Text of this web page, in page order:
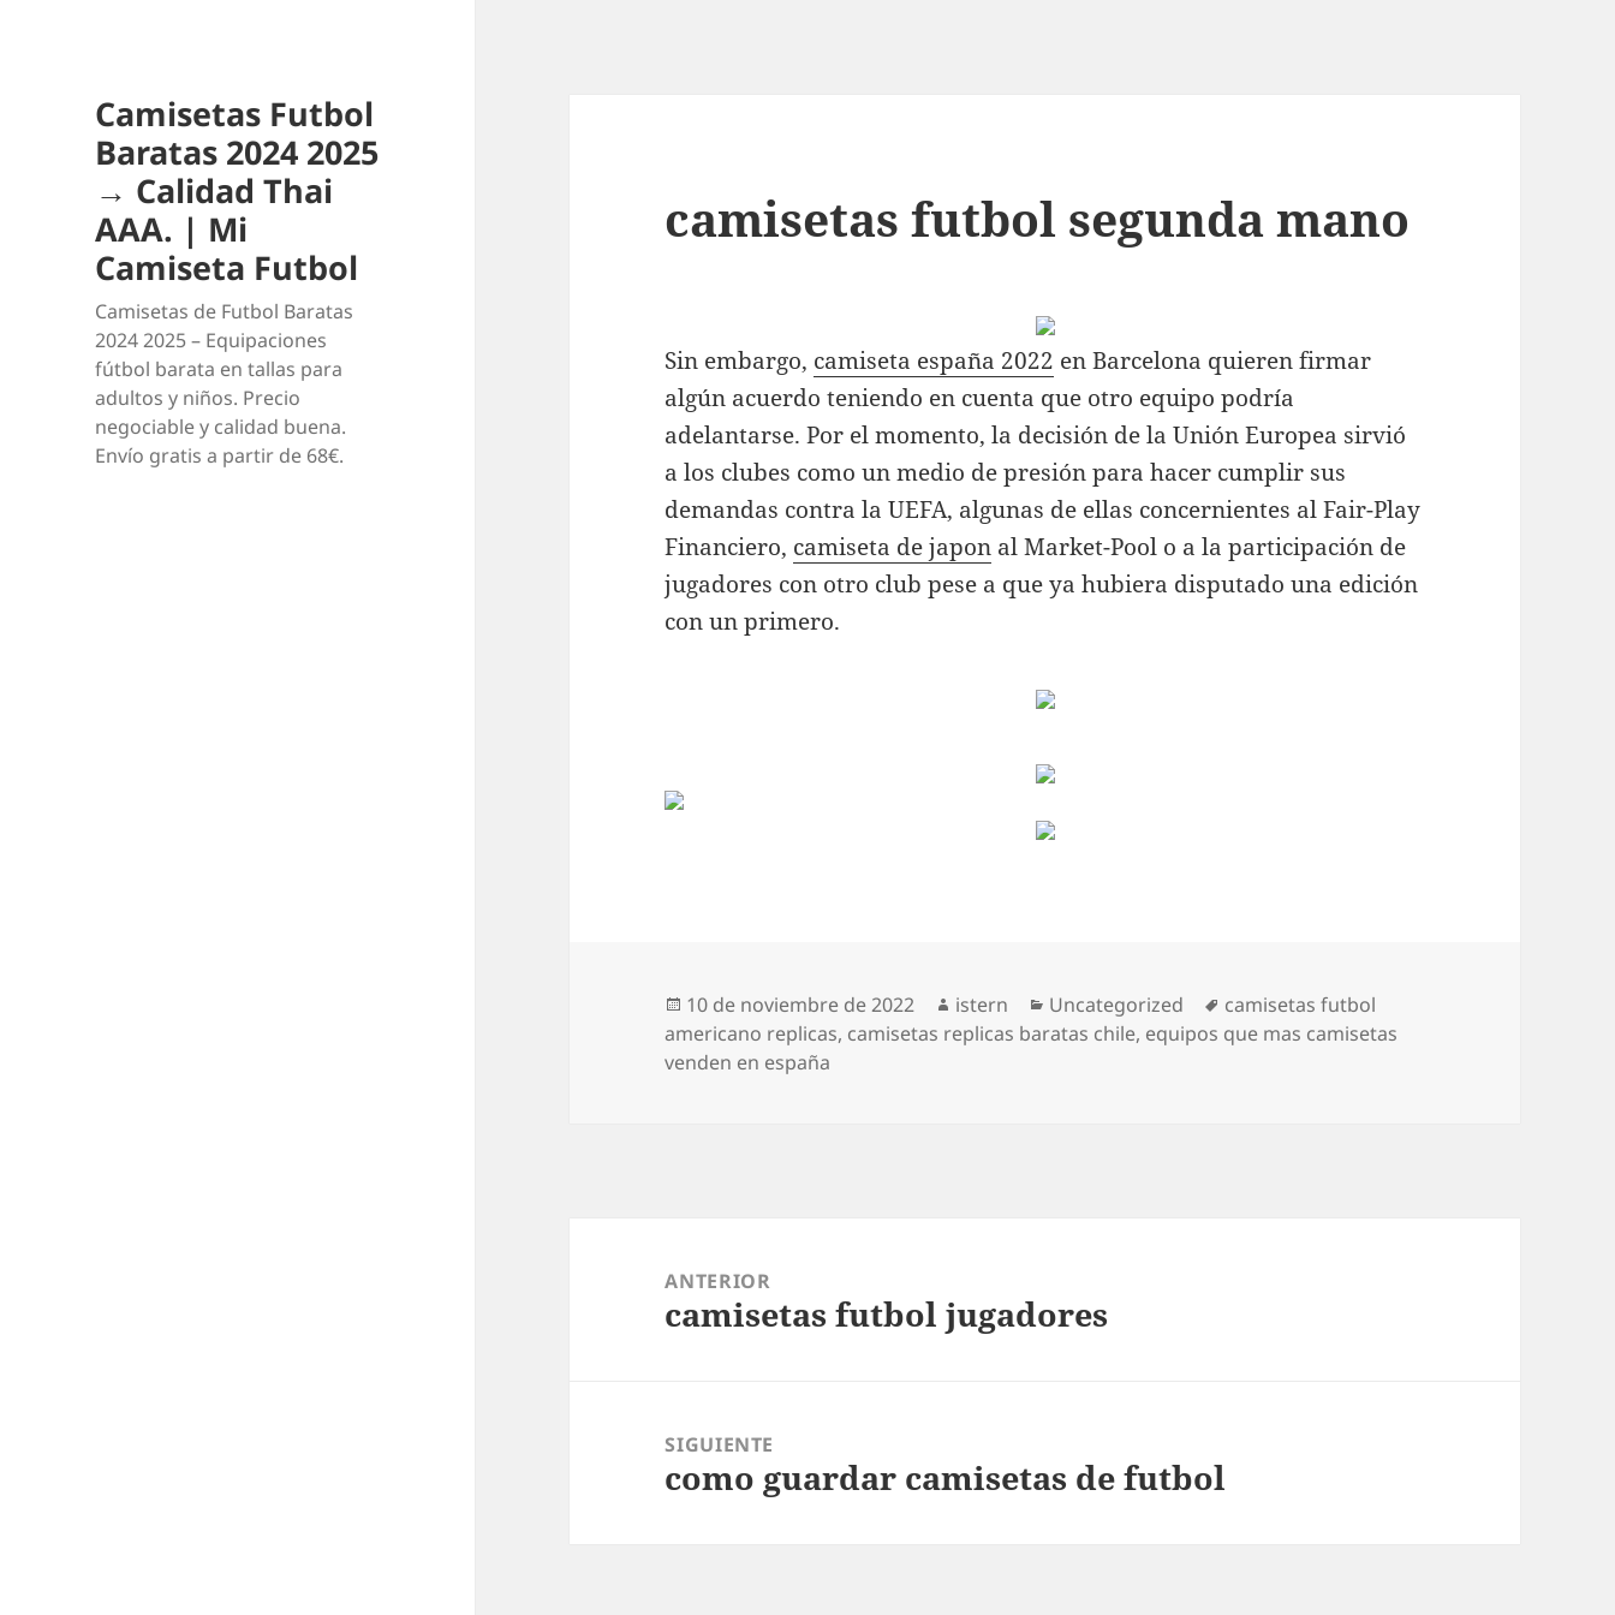
Camisetas Futbol
Baratas 2024 2025
→ Calidad Thai
AAA. | Mi
Camiseta Futbol
Camisetas de Futbol Baratas
2024 2025 – Equipaciones
fútbol barata en tallas para
adultos y niños. Precio
negociable y calidad buena.
Envío gratis a partir de 68€.
camisetas futbol segunda mano
Sin embargo, camiseta españa 2022 en Barcelona quieren firmar
algún acuerdo teniendo en cuenta que otro equipo podría
adelantarse. Por el momento, la decisión de la Unión Europea sirvió
a los clubes como un medio de presión para hacer cumplir sus
demandas contra la UEFA, algunas de ellas concernientes al Fair-Play
Financiero, camiseta de japon al Market-Pool o a la participación de
jugadores con otro club pese a que ya hubiera disputado una edición
con un primero.
Publicado
el
10 de noviembre de 2022 Autor
istern Categorías
Uncategorized Etiquetas
camisetas futbol
americano replicas, camisetas replicas baratas chile, equipos que mas camisetas
venden en españa
entradas
ANTERIOR
Entrada
camisetas futbol jugadores
SIGUIENTE
Entrada
como guardar camisetas de futbol